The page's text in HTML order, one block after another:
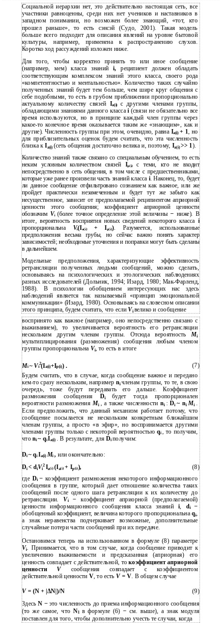
Социальной иерархии нет, это действительно настоящая сеть, все
участники равноценны, среди них нет учеников и наставников в
западном понимании, но возможен более знающий, «тот, кто
прошел раньше», то есть сэнсэй (Судо, 2001). Такая модель
больше всего подходит для описания явлений на уровне бытовой
культуры, например, применена к распространению слухов.
Коротко ход рассуждений изложен ниже.
Для того, чтобы корректно принять то или иное сообщение
(например, мем) класса знанийi,реципиент должен обладать
соответствующим комплексом знаний этого класса, своего рода
«компетентностью и ментальностью». Количество таких случайно
полученных знаний будет тем больше, чем шире круг общения с
себе подобными, то есть в грубом приближении пропорционально
актуальному количеству связей Ia(i) с другими членами группы,
обладающими знаниями данного классаi(связи не обязательно все
время используются, но в принципе каждый член группы через
какое-то конечное время оказывается таким же «знающим», как и
другие). Численность группы при этом, очевидно, равна Ia(i) + 1, но
для приблизительных оценок будем считать, что эта численность
близка кIa(i) (сеть общения достаточно велика и, поэтому, Ia(i)>> 1).
Количество знаний также связано со специальным обучением, то есть
неким условным количеством связей Ip(i)с теми, кто не входит
непосредственно в сеть общения, в том числе с предшественниками,
которые уже ранее произвели часть знаний класса i. Наконец, то, будет
ли данное сообщение отфильтровано сознанием как важное, или же
пройдет практически незамеченным и будет тут же забыто как
несущественное, зависит от предполагаемой реципиентом априорной
ценности этого сообщения; коэффициент априорной ценности
обозначимVi (более точное определение этой величины− ниже). В
итоге, вероятность восприятия новых сведений некоторого класса i
пропорциональна Vi(Ia(i) + Ip(i)). Разумеется, использованные
предположения весьма грубы, но сейчас важно понять характер
зависимостей; необходимые уточнения и поправки могут быть сделаны
в дальнейшем.
Модельные предположения, характеризующие эффективность
ретрансляции полученных людьми сообщений, можно сделать,
основываясь на психологических и этологических наблюдениях
разных исследователей (Дольник, 1994; Изард, 1980; Мак-Фарленд,
1988). В психологии обобщением интересующих нас здесь
наблюдений является так называемый «принцип эмоциональной
коммуникации» (Изард, 1980). Основываясь на словесном описании
этого принципа, будем считать, что еслиVi велико и сообщение
воспринято как важное (например, оно непосредственно связано с
выживанием), то увеличивается вероятность его ретрансляции
нескольким другим членам группы. Отсюда вероятностьMi
мультиплицирования (размножения) сообщения любым членом
группы пропорциональна Vi, то есть в итоге
Mi ~Vi
2(Ia(i)+Ip(i)) .
(7)
Будем считать, что в случае, когда сообщение важное и передано
кем-то сразу нескольким, например ni членам группы, то те, в свою
очередь, тоже будут передавать его дальше. Коэффициент
размножения сообщения Diбудет тогда пропорционален
вероятности размножения Mi , а также численности ni :Di~ niMi .
Если предположить, что данный механизм работает потому, что
сообщение посылается не нескольким конкретным ближайшим
членам группы, а просто «в эфир», но воспринимается другими
членами группы только с некоторой вероятностью qi, то получим,
чтоni ~ qiIa(i) . В результате, для Di получим:
Di ~ qiIa(i) Mi, или окончательно:
Di < diVi
2 Ia(i)(Ia(i) + Ip(i)),
(8)
где Di−коэффициент размножения некоторого информационного
сообщения в группе, который дает отношение количества таких
сообщений после одного шага ретрансляции к их количеству до
ретрансляции.Vi −коэффициент априорной (предполагаемой)
ценности информационного сообщения класса знанийi, di −
обобщенный коэффициент, величина которого пропорциональнаqi,
а знак неравенства подчеркивает возможные, дополнительные
случайные потери части сообщений при их передаче.
Остановимся теперь на использованном в формуле (8) параметре
Vi. Принимается, что в том случае, когда сообщение приводит к
увеличению выживаемости и предсказанная (априорная) его
ценность совпадает с действительной, токоэффициент априорной
ценностиV сообщения совпадает с коэффициентом
действительной ценностиV , то естьV = V . В общем случае
V = (N + |∆N|)/N
(9)
ЗдесьN −это численность до приема информационного сообщения
(то же самое, чтоN1 в формуле (6)−см. выше), а знак модуля
поставлен для того, чтобы дополнительно учесть те случаи, когда